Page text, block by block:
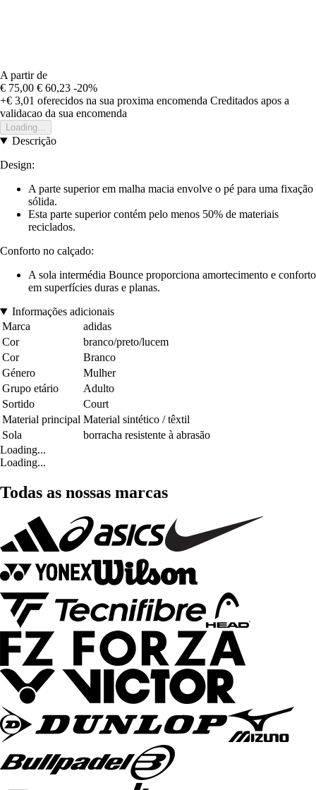
A partir de
€ 75,00 € 60,23 -20%
+€ 3,01 oferecidos na sua proxima encomenda Creditados apos a
validacao da sua encomenda
Loading...
Descrição
Design:
A parte superior em malha macia envolve o pé para uma fixação
sólida.
Esta parte superior contém pelo menos 50% de materiais
reciclados.
Conforto no calçado:
A sola intermédia Bounce proporciona amortecimento e conforto
em superfícies duras e planas.
Informações adicionais
Marca
adidas
Cor
branco/preto/lucem
Cor
Branco
Género
Mulher
Grupo etário
Adulto
Sortido
Court
Material principal Material sintético / têxtil
Sola
borracha resistente à abrasão
Loading...
Loading...
Todas as nossas marcas